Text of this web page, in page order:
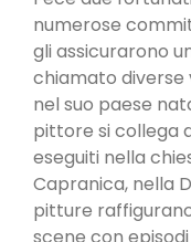
numerose
gli assicurarono
chiamato
nel suo paese
pittore si collega
eseguiti nella
Capranica, nella
pitture